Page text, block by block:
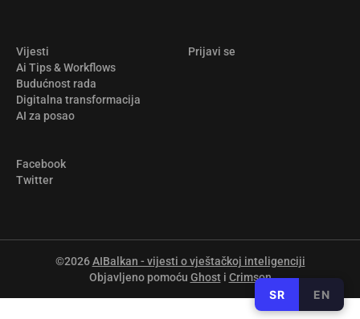
Vijesti
Ai Tips & Workflows
Budućnost rada
Digitalna transformacija
AI za posao
Prijavi se
Facebook
Twitter
©2026AIBalkan - vijesti o vještačkoj inteligenciji
Objavljeno pomoću Ghosti Crimson
SR EN